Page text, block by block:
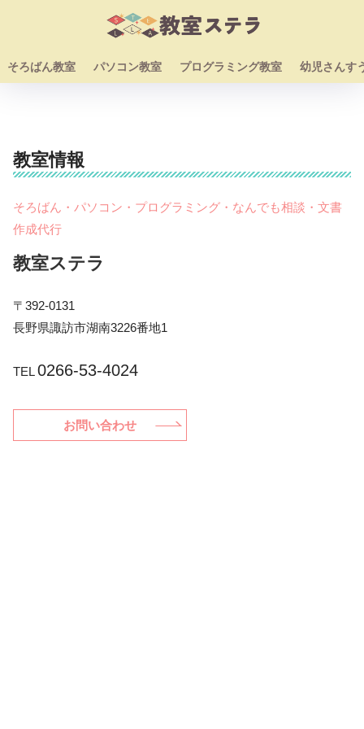
そろばん教室 パソコン教室 プログラミング教室 幼児さんす
教室情報
そろばん・パソコン・プログラミング・なんでも相談・文書
作成代行
教室ステラ
〒392-0131
長野県諏訪市湖南3226番地1
TEL0266-53-4024
お問い合わせ